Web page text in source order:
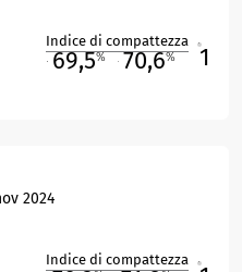
Indice di compattezza
69,5% 70,6% 1
2024
Indice di compattezza